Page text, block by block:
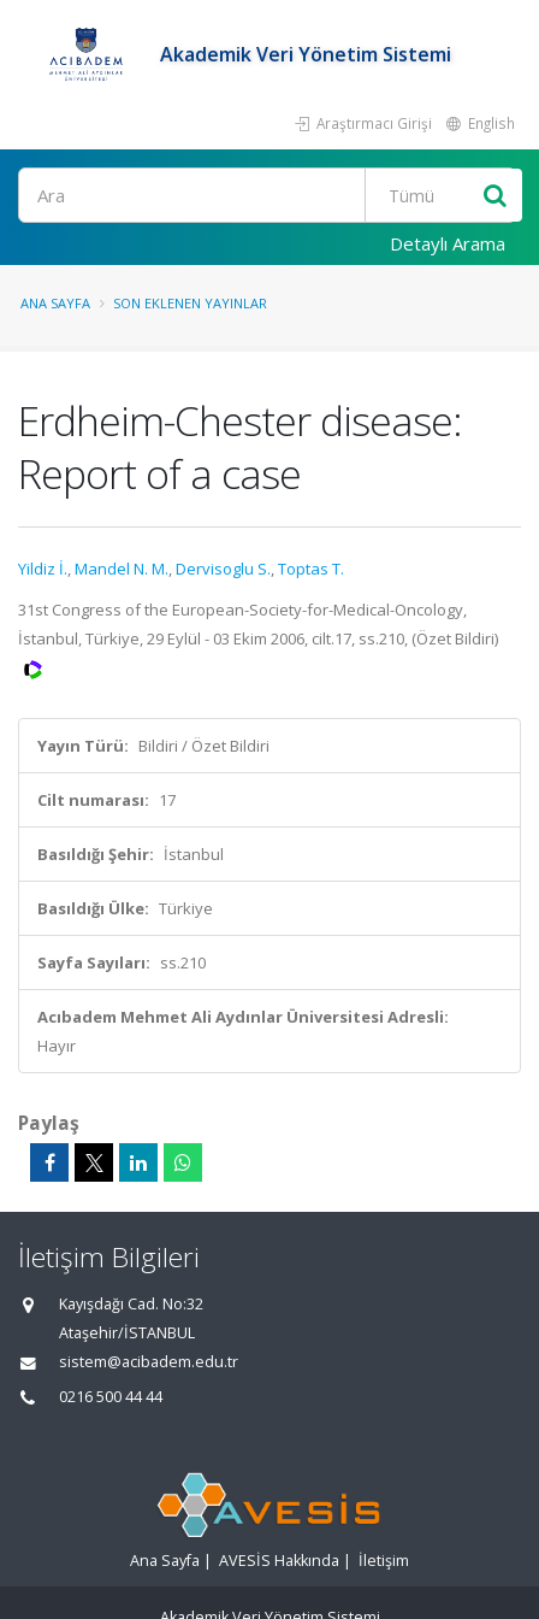
Akademik Veri Yönetim Sistemi
Araştırmacı Girişi English
Ara
Detaylı Arama
ANA SAYFA SON EKLENEN YAYINLAR
Erdheim-Chester disease:
Report of a case
Yildiz İ.,Mandel N. M.,Dervisoglu S.,Toptas T.
31st Congress of the European-Society-for-Medical-Oncology,
İstanbul, Türkiye, 29 Eylül - 03 Ekim 2006, cilt.17, ss.210, (Özet Bildiri)
Yayın Türü: Bildiri / Özet Bildiri
Cilt numarası: 17
Basıldığı Şehir: İstanbul
Basıldığı Ülke: Türkiye
Sayfa Sayıları: ss.210
Acıbadem Mehmet Ali Aydınlar Üniversitesi Adresli:
Hayır
Paylaş
İletişim Bilgileri
Kayışdağı Cad. No:32
Ataşehir/İSTANBUL
sistem@acibadem.edu.tr
0216 500 44 44
Ana Sayfa | AVESİS Hakkında | İletişim